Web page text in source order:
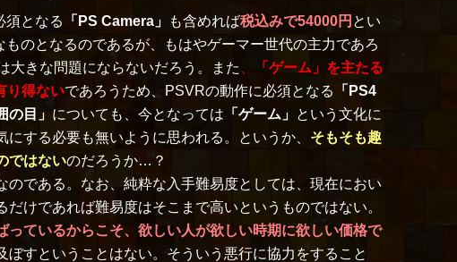
須となる 「PS Camera」 も含めれば税込みで54000円 とい
のとなるのであるが、もはやゲーマー世代の主力であろ
大きな問題にならないだろう。また
「ゲーム」を主たる
り得ないであろうため、PSVRの動作に必須となる
「PS4
の目」 についても、今となっては 「ゲーム」 という文化に
する必要も無いように思われる。というか、 そもそも趣
ではないのだろうか…？
のである。なお、純粋な入手難易度としては、現在におい
けであれば難易度はそこまで高いというものではない。
っているからこそ、欲しい人が欲しい時期に欲しい価格で
すということはない。そういう悪行に協力をすること